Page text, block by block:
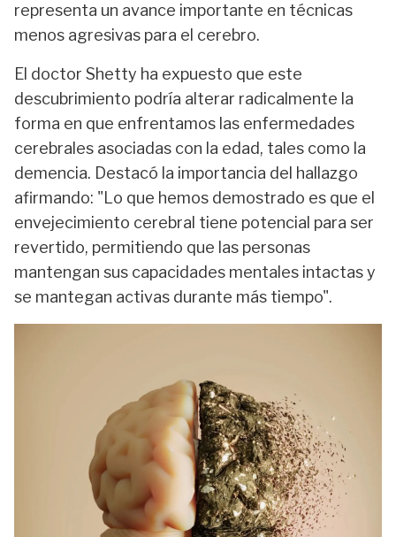
representa un avance importante en técnicas
menos agresivas para el cerebro.
El doctor Shetty ha expuesto que este
descubrimiento podría alterar radicalmente la
forma en que enfrentamos las enfermedades
cerebrales asociadas con la edad, tales como la
demencia. Destacó la importancia del hallazgo
afirmando: "Lo que hemos demostrado es que el
envejecimiento cerebral tiene potencial para ser
revertido, permitiendo que las personas
mantengan sus capacidades mentales intactas y
se mantegan activas durante más tiempo".